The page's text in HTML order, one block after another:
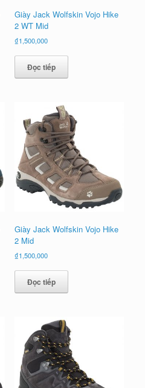
Giày Jack Wolfskin Vojo Hike
2 WT Mid
₫1,500,000
Đọc tiếp
Giày Jack Wolfskin Vojo Hike
2 Mid
₫1,500,000
Đọc tiếp